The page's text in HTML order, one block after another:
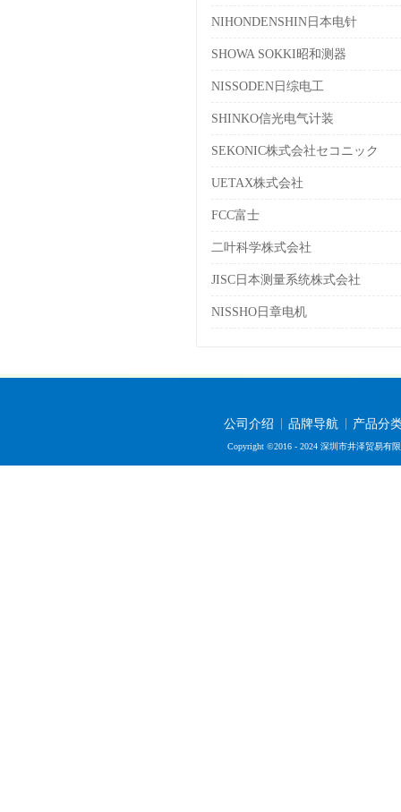
NIHONDENSHIN日本电针
SHOWA SOKKI昭和测器
NISSODEN日综电工
SHINKO信光电气计装
SEKONIC株式会社セコニック
UETAX株式会社
FCC富士
二叶科学株式会社
JISC日本测量系统株式会社
NISSHO日章电机
公司介绍 品牌导航 产品分
Copyright ©2016 - 2024 深圳市井泽贸易有